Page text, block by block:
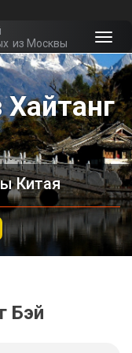
из Москвы
Китая
Бэй